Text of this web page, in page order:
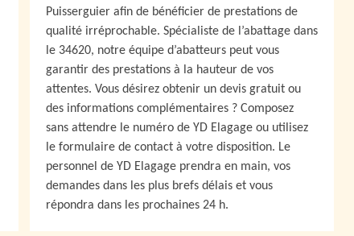
Puisserguier afin de bénéficier de prestations de
qualité irréprochable. Spécialiste de l’abattage dans
le 34620, notre équipe d’abatteurs peut vous
garantir des prestations à la hauteur de vos
attentes. Vous désirez obtenir un devis gratuit ou
des informations complémentaires ? Composez
sans attendre le numéro de YD Elagage ou utilisez
le formulaire de contact à votre disposition. Le
personnel de YD Elagage prendra en main, vos
demandes dans les plus brefs délais et vous
répondra dans les prochaines 24 h.